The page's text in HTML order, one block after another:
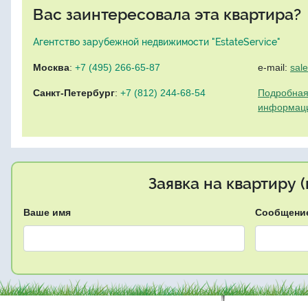
Вас заинтересовала эта квартира?
Агентство зарубежной недвижимости "EstateService"
Москва: +7 (495) 266-65-87
Санкт-Петербург: +7 (812) 244-68-54
e-mail:
Заявка на квартиру
Ваше имя